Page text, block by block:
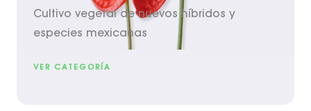
Cultivo vegetal de nuevos híbridos y
especies mexicanas
VER CATEGORÍA